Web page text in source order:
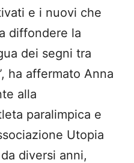
e i nuovi che
diffondere la
dei segni tra
ha affermato Anna
alla
paralimpica e
Utopia
diversi anni,